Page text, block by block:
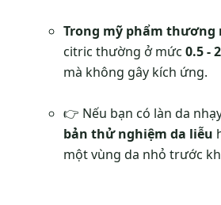
Trong mỹ phẩm thương
citric thường ở mức 0.5 -
mà không gây kích ứng.
👉 Nếu bạn có làn da
bản thử nghiệm da liễu
một vùng da nhỏ trước